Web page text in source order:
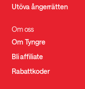
Utöva ångerrätten
Om oss
Om Tyngre
Bli affiliate
Rabattkoder